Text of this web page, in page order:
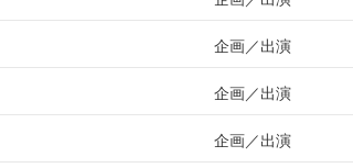
企画 出演
企画 出演
企画 出演